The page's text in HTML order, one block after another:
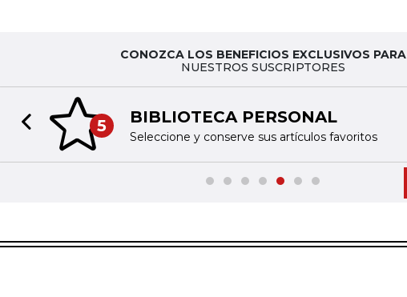
CONOZCA LOS BENEFICIOS EXCLUSIVOS PARA
NUESTROS SUSCRIPTORES
5 BIBLIOTECA PERSONAL
Seleccione y conserve sus artículos favoritos
Previous slide